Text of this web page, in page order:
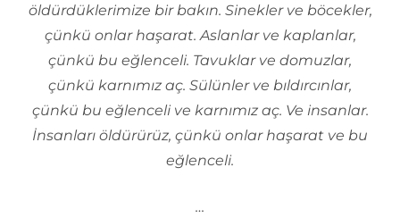
öldürdüklerimize bir bakın. Sinekler ve böcekler,
çünkü onlar haşarat. Aslanlar ve kaplanlar,
çünkü bu eğlenceli. Tavuklar ve domuzlar,
çünkü karnımız aç. Sülünler ve bıldırcınlar,
çünkü bu eğlenceli ve karnımız aç. Ve insanlar.
İnsanları öldürürüz, çünkü onlar haşarat ve bu
eğlenceli.
…